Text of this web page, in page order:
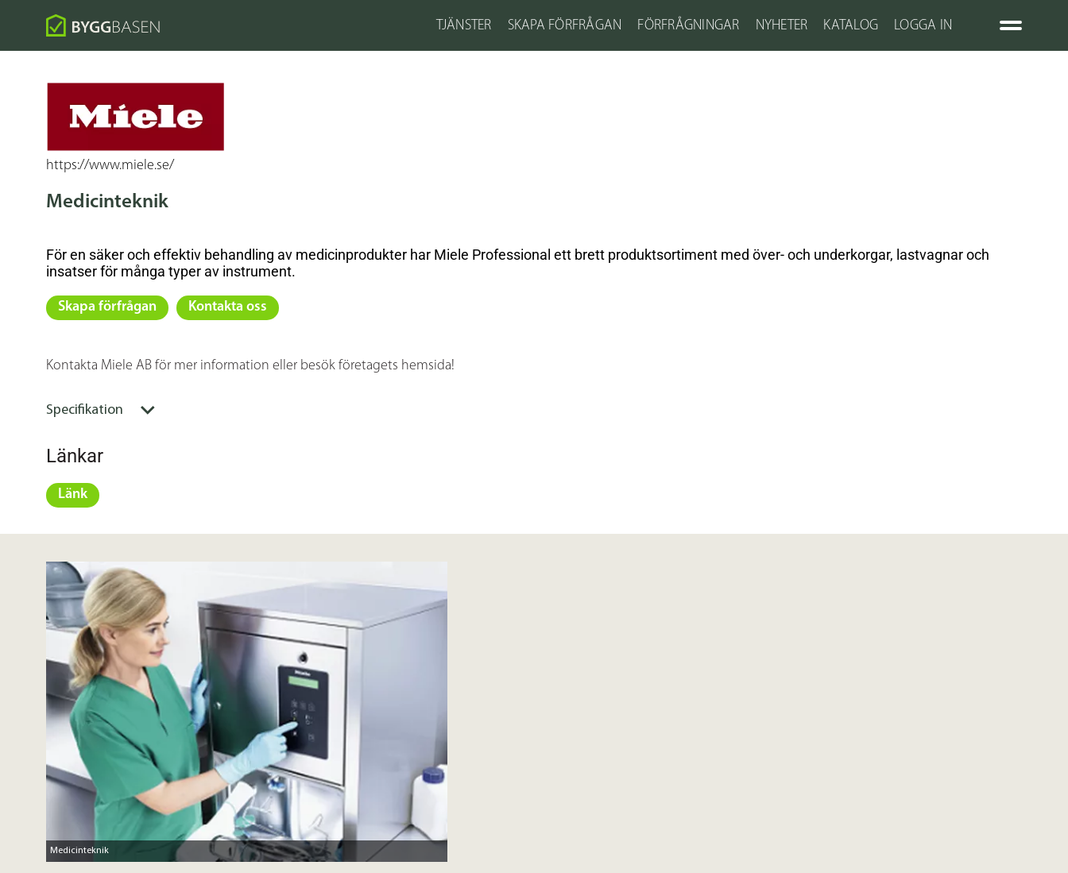
TJÄNSTER SKAPA FÖRFRÅGAN FÖRFRÅGNINGAR NYHETER KATALOG LOGGA IN
https://www.miele.se/
Medicinteknik
För en säker och effektiv behandling av medicinprodukter har Miele Professional ett brett produktsortiment med över- och underkorgar, lastvagnar och
insatser för många typer av instrument.
Skapa förfrågan Kontakta oss
Kontakta Miele AB för mer information eller besök företagets hemsida!
Specifikation
Länkar
Länk
Medicinteknik